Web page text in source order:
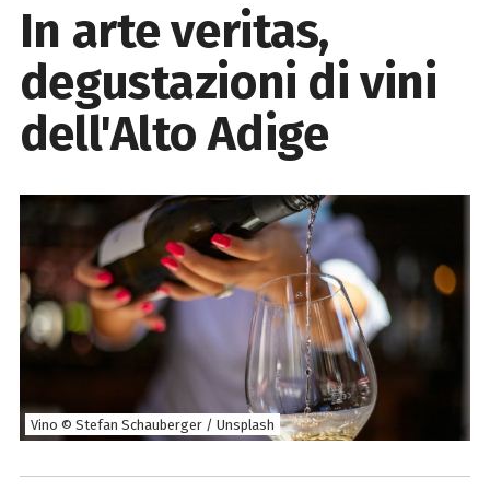
In arte veritas,
degustazioni di vini
dell'Alto Adige
Vino © Stefan Schauberger / Unsplash